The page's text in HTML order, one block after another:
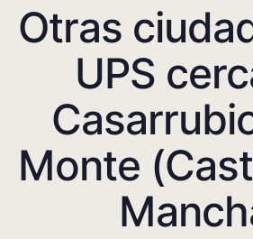
Otras
UPS
Monte